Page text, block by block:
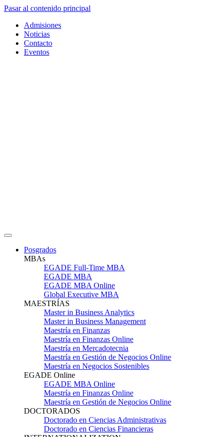
Pasar al contenido principal
Admisiones
Noticias
Contacto
Eventos
Posgrados
MBAs
EGADE Full-Time MBA
EGADE MBA
EGADE MBA Online
Global Executive MBA
MAESTRÍAS
Master in Business Analytics
Master in Business Management
Maestría en Finanzas
Maestría en Finanzas Online
Maestría en Mercadotecnia
Maestría en Gestión de Negocios Online
Maestría en Negocios Sostenibles
EGADE Online
EGADE MBA Online
Maestría en Finanzas Online
Maestría en Gestión de Negocios Online
DOCTORADOS
Doctorado en Ciencias Administrativas
Doctorado en Ciencias Financieras